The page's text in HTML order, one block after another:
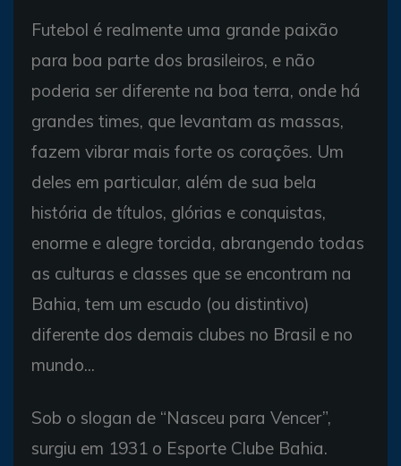
Futebol é realmente uma grande paixão
para boa parte dos brasileiros, e não
poderia ser diferente na boa terra, onde há
grandes times, que levantam as massas,
fazem vibrar mais forte os corações. Um
deles em particular, além de sua bela
história de títulos, glórias e conquistas,
enorme e alegre torcida, abrangendo todas
as culturas e classes que se encontram na
Bahia, tem um escudo (ou distintivo)
diferente dos demais clubes no Brasil e no
mundo...
Sob o slogan de “Nasceu para Vencer”,
surgiu em 1931 o Esporte Clube Bahia.